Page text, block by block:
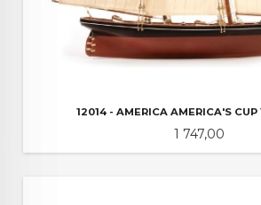
12014 - AMERICA AMERICA'S CUP
Pris
1 747,00